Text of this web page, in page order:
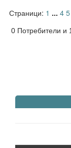
Страници: 1 ... 45
0 Потребители и